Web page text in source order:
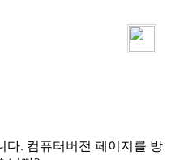
다. 컴퓨터버전 페이지를 방